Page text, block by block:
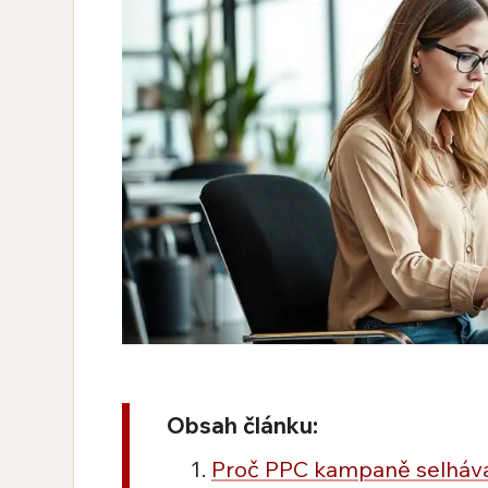
Obsah článku:
Proč PPC kampaně